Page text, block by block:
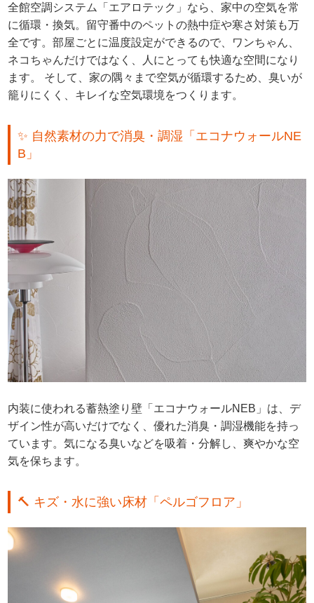
全館空調システム「エアロテック」なら、家中の空気を常
に循環・換気。留守番中のペットの熱中症や寒さ対策も万
全です。部屋ごとに温度設定ができるので、ワンちゃん、
ネコちゃんだけではなく、人にとっても快適な空間になり
ます。 そして、家の隅々まで空気が循環するため、臭いが
籠りにくく、キレイな空気環境をつくります。
✨ 自然素材の力で消臭・調湿「エコナウォールNE
B」
内装に使われる蓄熱塗り壁「エコナウォールNEB」は、デ
ザイン性が高いだけでなく、優れた消臭・調湿機能を持っ
ています。気になる臭いなどを吸着・分解し、爽やかな空
気を保ちます。
🔨 キズ・水に強い床材「ペルゴフロア」